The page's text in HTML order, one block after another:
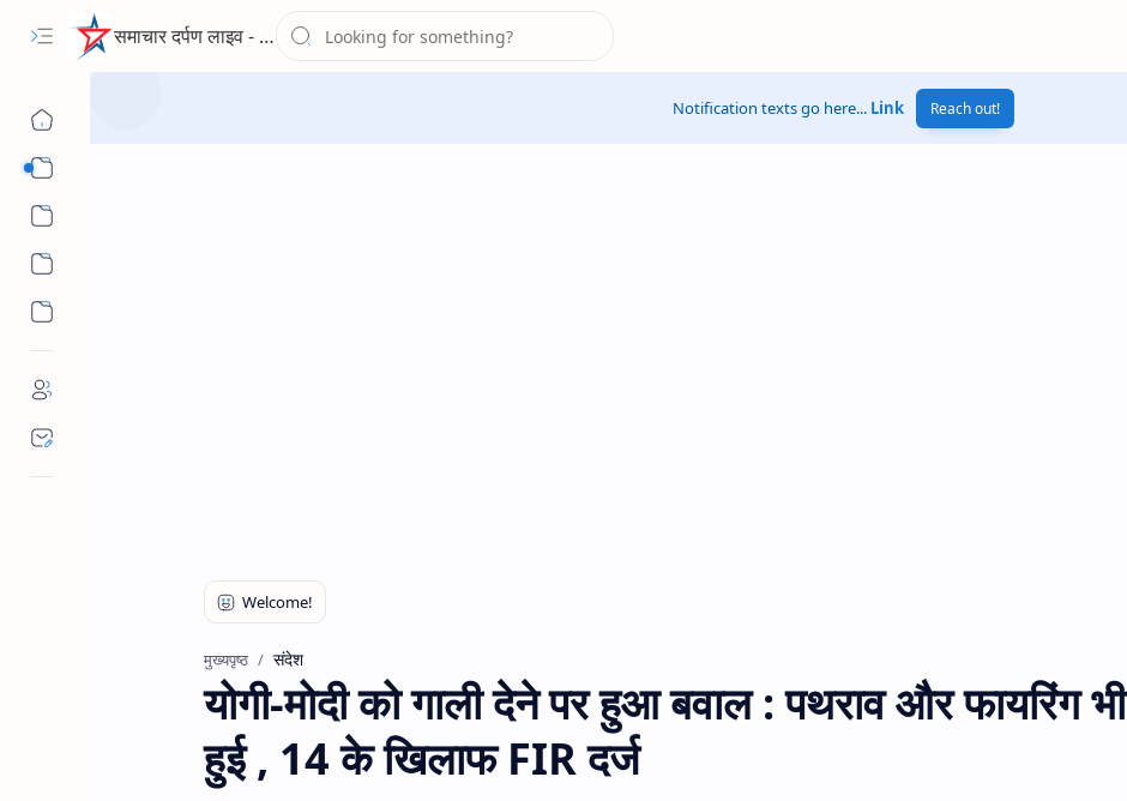
समाचार दर्पण लाइव - द न्यूज पोर्टल
Notification texts go here... Link Reach out!
मुख्यपृष्ठ संदेश
योगी-मोदी को गाली देने पर हुआ बवाल : पथराव और फायरिंग भी
हुई , 14 के खिलाफ FIR दर्ज